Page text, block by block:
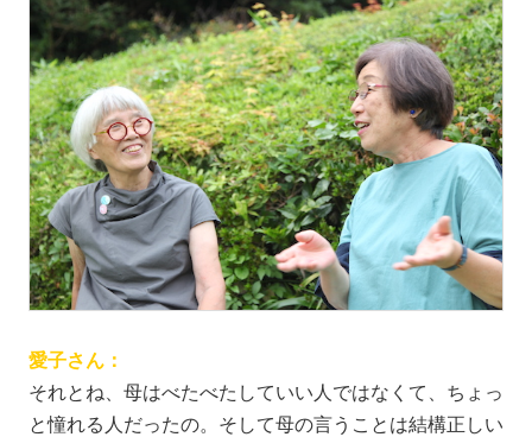
愛子さん：
それとね、母はべたべたしていい人ではなくて、ちょっ
と憧れる人だったの。そして母の言うことは結構正しい